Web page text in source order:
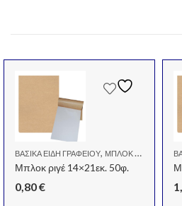
ΒΑΣΙΚΆ ΕΊΔΗ ΓΡΑΦΕΊΟΥ, ΜΠΛΟΚ - ΣΗΜΕΙΩΜΑΤΆΡΙΑ
Μπλοκ ριγέ 14×21εκ. 50φ.
0,80€